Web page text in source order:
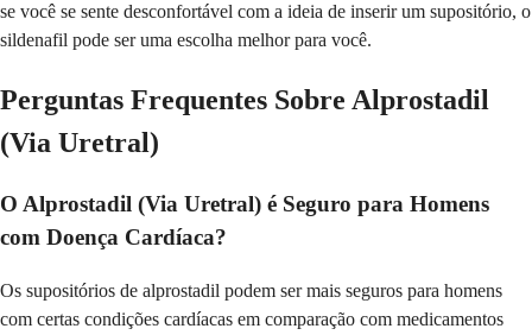
se você se sente desconfortável com a ideia de inserir um supositório, o
sildenafil pode ser uma escolha melhor para você.
Perguntas Frequentes Sobre Alprostadil
(Via Uretral)
O Alprostadil (Via Uretral) é Seguro para Homens
com Doença Cardíaca?
Os supositórios de alprostadil podem ser mais seguros para homens
com certas condições cardíacas em comparação com medicamentos